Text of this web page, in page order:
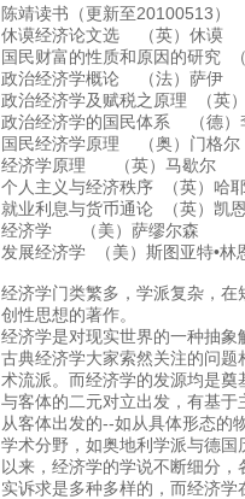
陈靖读书（更新至20100513）
休谟经济论文选 （英）休谟
国民财富的性质和原因的研究
政治经济学概论 （法）萨伊
政治经济学及赋税之原理 （英
政治经济学的国民体系 （德）
国民经济学原理 （奥）门格尔
经济学原理 （英）马歇尔
个人主义与经济秩序 （英）哈
就业利息与货币通论 （英）凯
经济学 （美）萨缪尔森
发展经济学 （美）斯图亚特•林
经济学门类繁多，学派复杂，
创性思想的著作。
经济学是对现实世界的一种抽
古典经济学大家索然关注的问
术流派。而经济学的发源均是
与客体的二元对立出发，有基
从客体出发的--如从具体形态的
学术分野，如奥地利学派与德
以来，经济学的学说不断细分
实诉求是多种多样的，而经济